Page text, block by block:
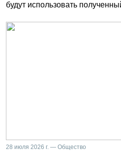
будут использовать
28 июля 2026 г. — Общество